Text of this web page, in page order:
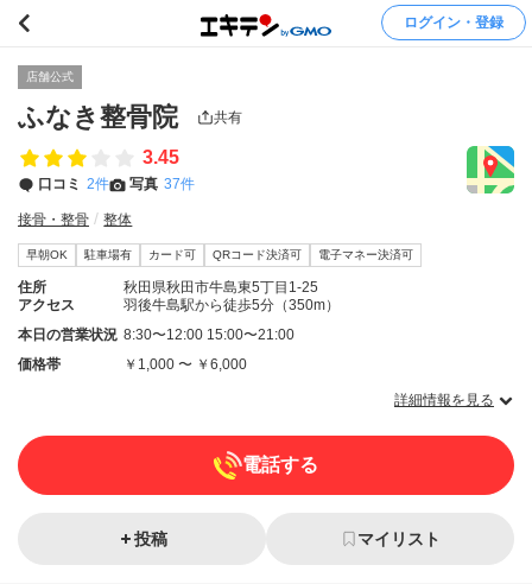
ログイン・登録
店舗公式
ふなき整骨院 共有
3.45
口コミ 2件 写真 37件
接骨・整骨 整体
早朝OK 駐車場有 カード可 QRコード決済可 電子マネー決済可
住所
秋田県秋田市牛島東5丁目1-25
アクセス
羽後牛島駅から徒歩5分（350m）
本日の営業状況 8:30〜12:00 15:00〜21:00
価格帯
￥1,000 〜 ￥6,000
詳細情報を見る
電話する
投稿 マイリスト